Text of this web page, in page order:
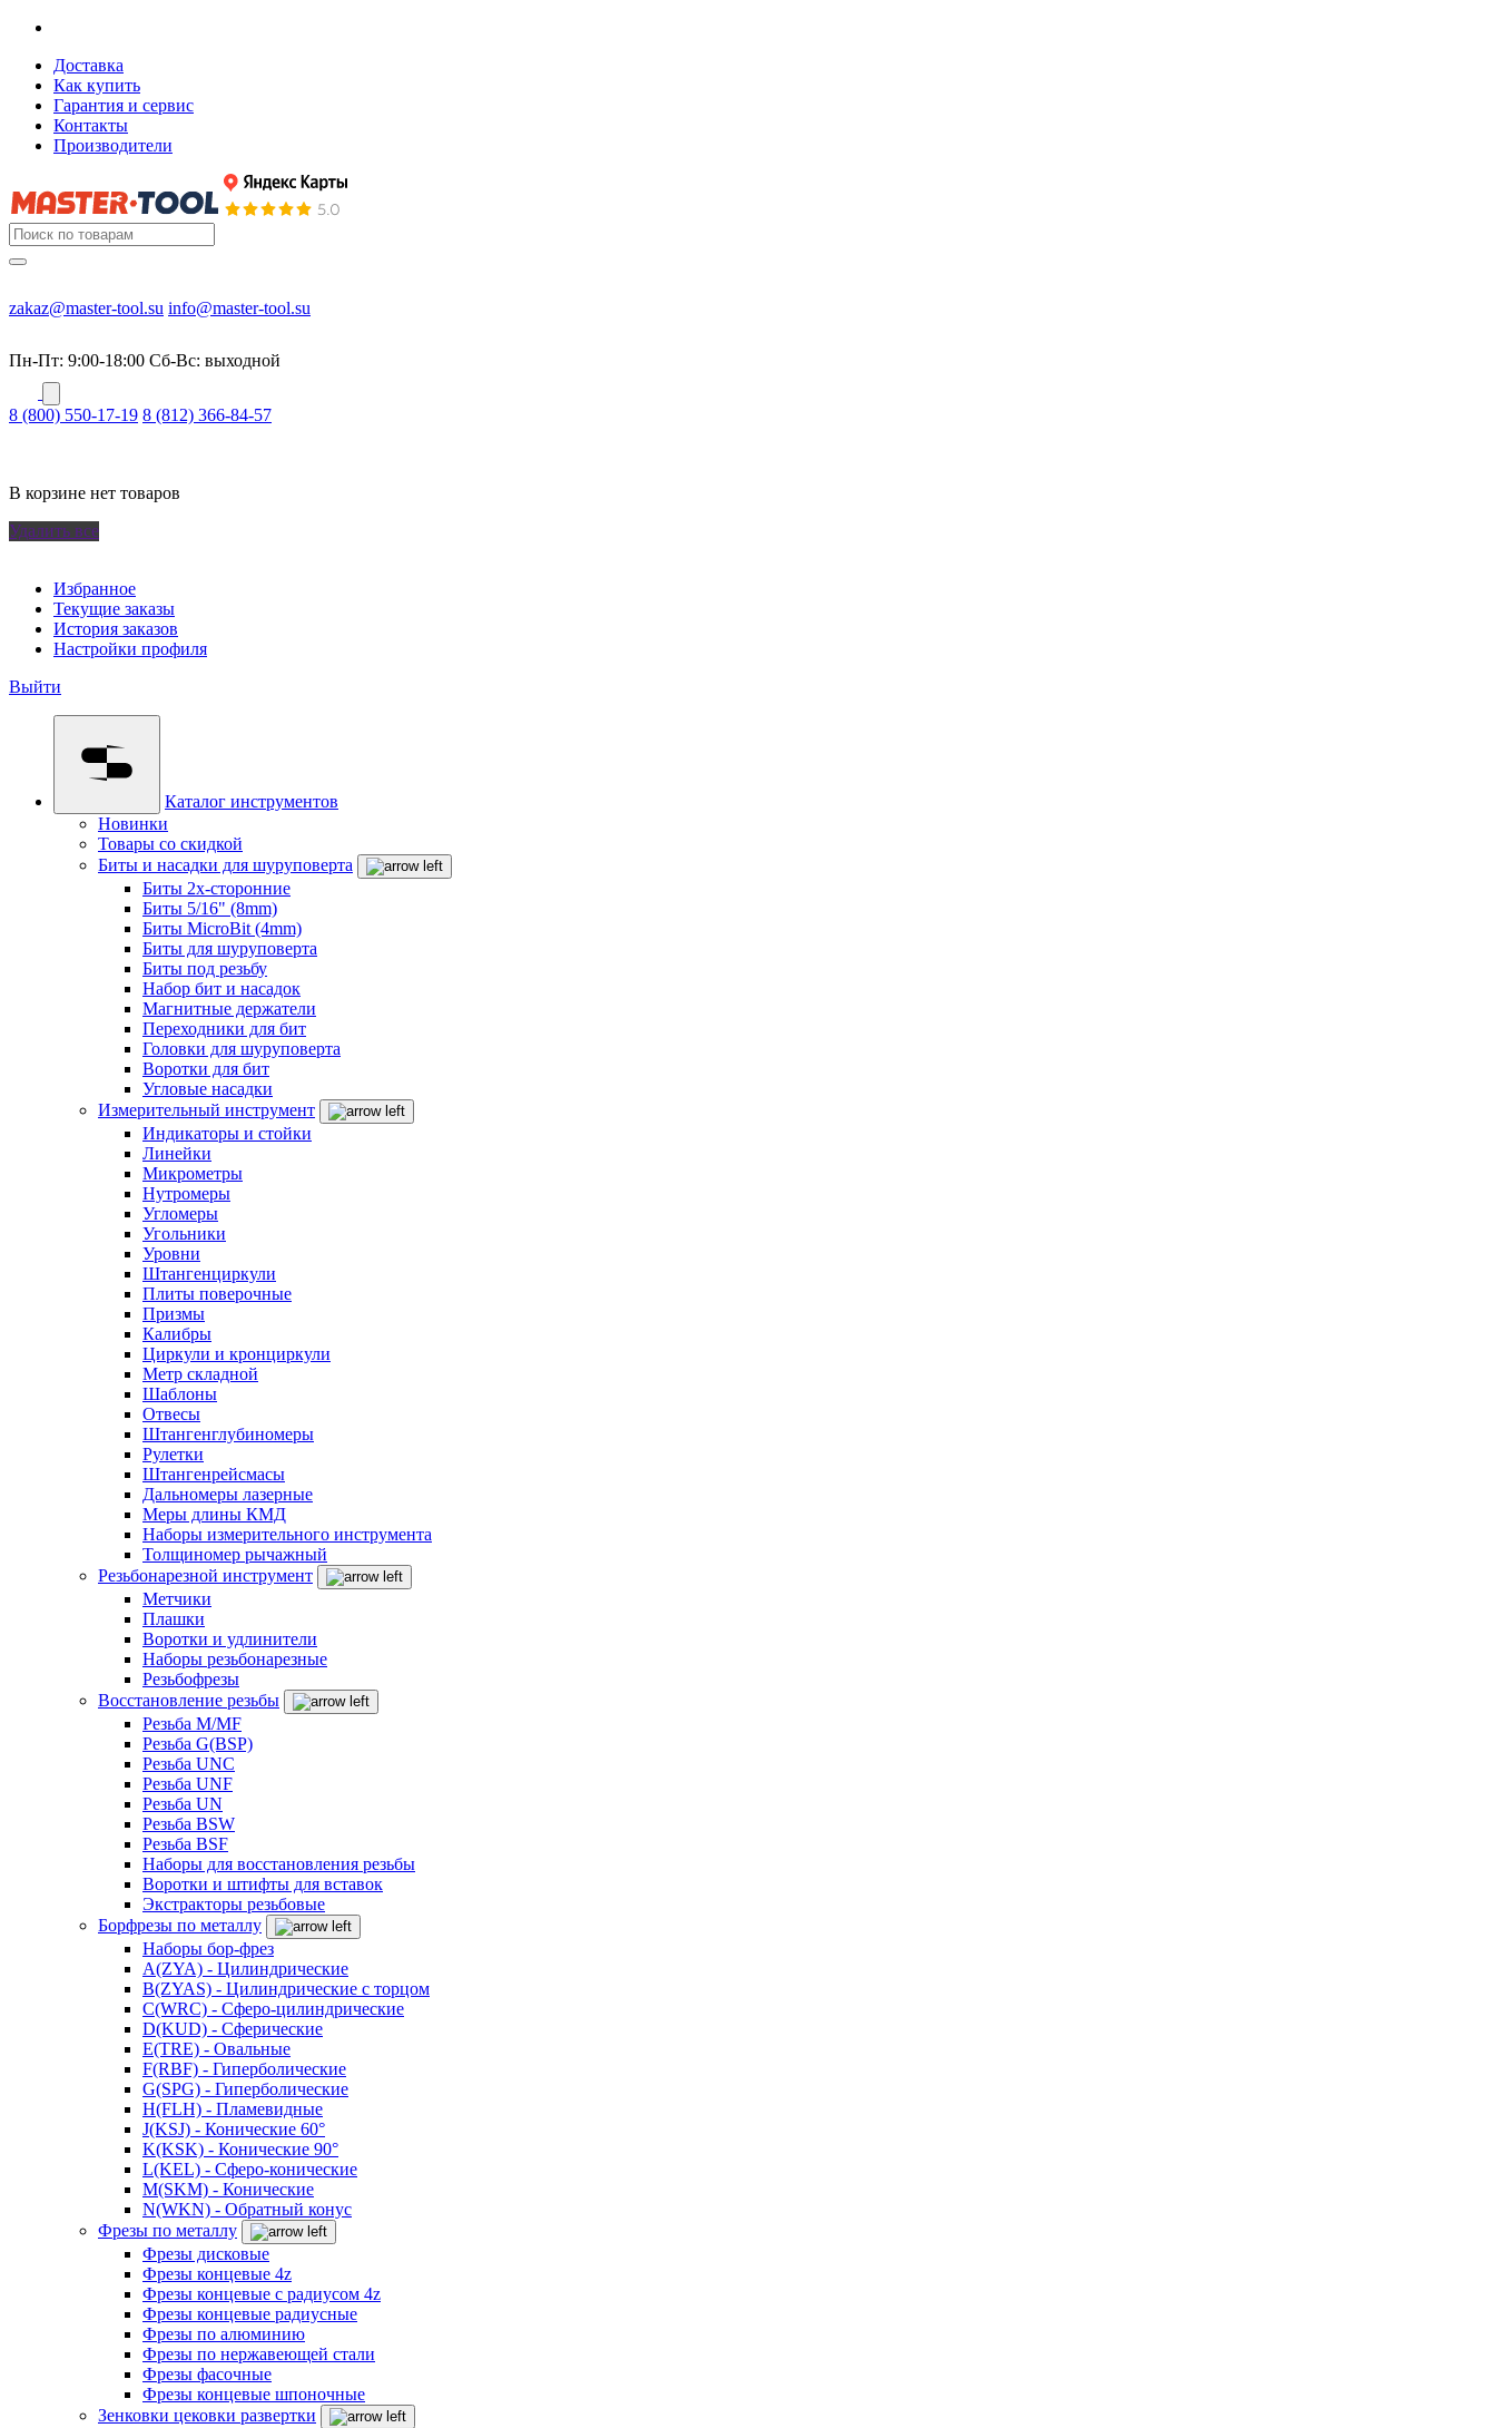
Доставка
Как купить
Гарантия и сервис
Контакты
Производители
zakaz@master-tool.su info@master-tool.su
Пн-Пт: 9:00-18:00 Cб-Вс: выходной
8 (800) 550-17-19 8 (812) 366-84-57
В корзине нет товаров
Удалить все
Избранное
Текущие заказы
История заказов
Настройки профиля
Выйти
Каталог инструментов
Новинки
Товары со скидкой
Биты и насадки для шуруповерта
Биты 2х-сторонние
Биты 5/16" (8mm)
Биты MicroBit (4mm)
Биты для шуруповерта
Биты под резьбу
Набор бит и насадок
Магнитные держатели
Переходники для бит
Головки для шуруповерта
Воротки для бит
Угловые насадки
Измерительный инструмент
Индикаторы и стойки
Линейки
Микрометры
Нутромеры
Угломеры
Угольники
Уровни
Штангенциркули
Плиты поверочные
Призмы
Калибры
Циркули и кронциркули
Метр складной
Шаблоны
Отвесы
Штангенглубиномеры
Рулетки
Штангенрейсмасы
Дальномеры лазерные
Меры длины КМД
Наборы измерительного инструмента
Толщиномер рычажный
Резьбонарезной инструмент
Метчики
Плашки
Воротки и удлинители
Наборы резьбонарезные
Резьбофрезы
Восстановление резьбы
Резьба M/MF
Резьба G(BSP)
Резьба UNC
Резьба UNF
Резьба UN
Резьба BSW
Резьба BSF
Наборы для восстановления резьбы
Воротки и штифты для вставок
Экстракторы резьбовые
Борфрезы по металлу
Наборы бор-фрез
A(ZYA) - Цилиндрические
B(ZYAS) - Цилиндрические с торцом
C(WRC) - Сферо-цилиндрические
D(KUD) - Сферические
E(TRE) - Овальные
F(RBF) - Гиперболические
G(SPG) - Гиперболические
H(FLH) - Пламевидные
J(KSJ) - Конические 60°
K(KSK) - Конические 90°
L(KEL) - Сферо-конические
M(SKM) - Конические
N(WKN) - Обратный конус
Фрезы по металлу
Фрезы дисковые
Фрезы концевые 4z
Фрезы концевые с радиусом 4z
Фрезы концевые радиусные
Фрезы по алюминию
Фрезы по нержавеющей стали
Фрезы фасочные
Фрезы концевые шпоночные
Зенковки цековки развертки